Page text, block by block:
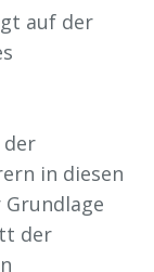
auf der
der
in diesen
der